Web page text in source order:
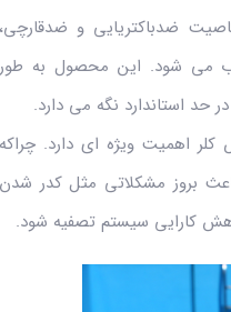
ضدباکتریایی و
می شود. این محصول به
حد استاندارد نگه می دارد.
کلر اهمیت ویژه ای دارد.
بروز مشکلاتی مثل کدر
کارایی سیستم تصفیه شود.